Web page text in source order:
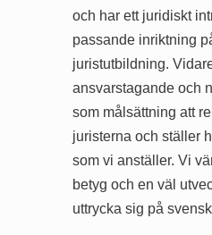
och har ett juridiskt
passande inriktning
juristutbildning.
ansvarstagande och
som målsättning att
juristerna och ställer
som vi anställer. Vi
betyg och en väl
uttrycka sig på